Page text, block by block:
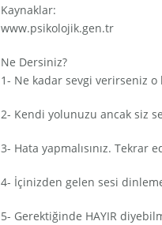
Kaynaklar:
www.psikolojik.gen.tr
Ne Dersiniz?
1- Ne kadar sevgi verirseniz
2- Kendi yolunuzu ancak siz
3- Hata yapmalısınız. Tekrar
4- İçinizden gelen sesi
5- Gerektiğinde HAYIR